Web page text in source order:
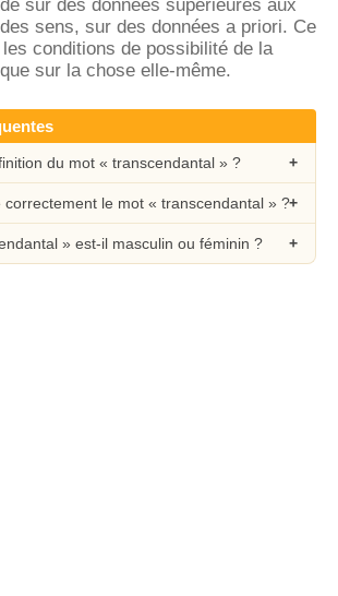
sur des données supérieures aux
sens, sur des données a priori. Ce
conditions de possibilité de la
sur la chose elle-même.
du mot « transcendantal » ?
correctement le mot « transcendantal » ?
» est-il masculin ou féminin ?